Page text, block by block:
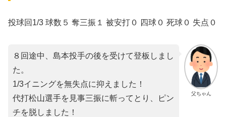
投球回1/3 球数５ 奪三振１ 被安打０ 四球０ 死球０ 失点０
父ちゃん
８回途中、島本投手の後を受けて登板しまし
た。
1/3イニングを無失点に抑えました！
代打松山選手を見事三振に斬ってとり、ピン
チを脱しました！